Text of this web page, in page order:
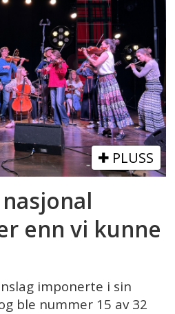
PLUSS
enn vi kunne
imponerte i sin
ble nummer 15 av 32